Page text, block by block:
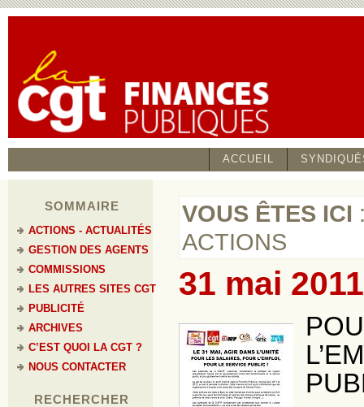
ACCUEIL
SOMMAIRE
ACTIONS - ACTUALITÉS
GESTION DES AGENTS
COMMISSIONS
LES AUTRES SITES CGT
PUBLICITÉ
ARCHIVES
C’EST QUOI LA CGT ?
NOUS CONTACTER
RECHERCHER
VOUS ÊTES ICI
ACTIONS
31 mai 2011